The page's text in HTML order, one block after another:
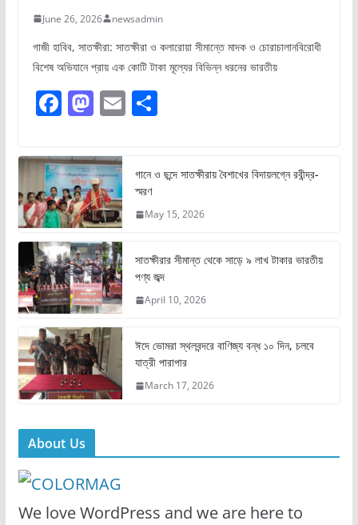
June 26, 2026 newsadmin
গাজী হাবিব, সাতক্ষীরা: সাতক্ষীরা ও কলারোয়া সীমান্তে মাদক ও চোরাচালানবিরোধী
বিশেষ অভিযানে প্রায় এক কোটি টাকা মূল্যের বিভিন্ন ধরনের ভারতীয়
F
c
e
b
o
o
k
M
st
o
d
o
n
E S
e
গানে ও ছন্দে সাতক্ষীরায় বৈশাখের বিদায়লগ্নে রবীন্দ্র-
স্মরণ
May 15, 2026
সাতক্ষীরার সীমান্ত থেকে সাড়ে ৯ লাখ টাকার ভারতীয়
পণ্য জব্দ
April 10, 2026
ঈদে ভোমরা স্থলবন্দরে বাণিজ্য বন্ধ ১০ দিন, চলবে
যাত্রী পারাপার
March 17, 2026
About Us
We love WordPress and we are here to